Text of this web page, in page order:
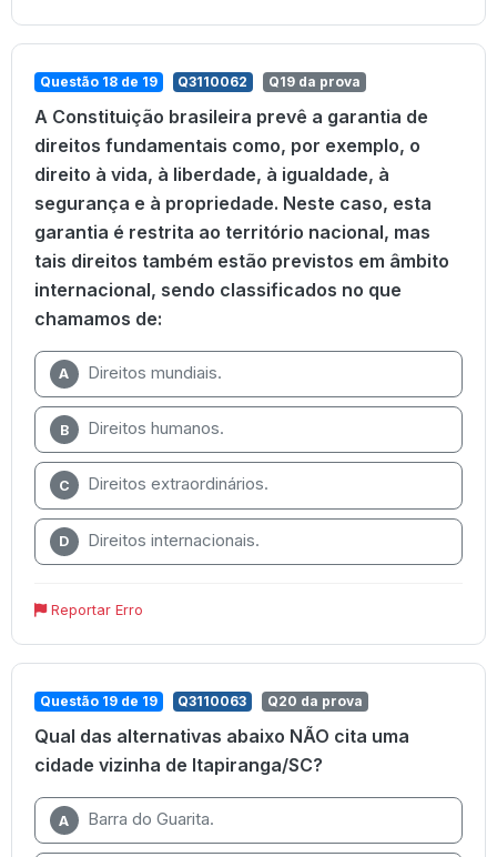
Questão 18 de 19 Q3110062 Q19 da prova
A Constituição brasileira prevê a garantia de
direitos fundamentais como, por exemplo, o
direito à vida, à liberdade, à igualdade, à
segurança e à propriedade. Neste caso, esta
garantia é restrita ao território nacional, mas
tais direitos também estão previstos em âmbito
internacional, sendo classificados no que
chamamos de:
A Direitos mundiais.
B Direitos humanos.
C Direitos extraordinários.
D Direitos internacionais.
Reportar Erro
Questão 19 de 19 Q3110063 Q20 da prova
Qual das alternativas abaixo NÃO cita uma
cidade vizinha de Itapiranga/SC?
A Barra do Guarita.